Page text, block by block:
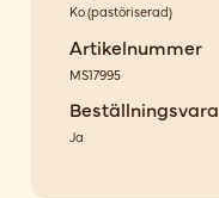
Ko(pastöriserad)
Artikelnummer
MS17995
Beställningsvara
Ja